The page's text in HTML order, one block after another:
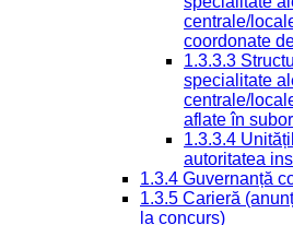
centrale/
coordonate
1.3.3.3
specialitate
centrale/
aflate în
1.3.3.4
autoritatea
1.3.4 Guvernanță
1.3.5 Carieră
la concurs)